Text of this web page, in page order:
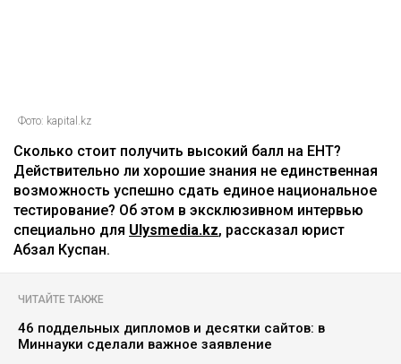
Фото: kapital.kz
Сколько стоит получить высокий балл на ЕНТ?
Действительно ли хорошие знания не единственная
возможность успешно сдать единое национальное
тестирование? Об этом в эксклюзивном интервью
специально для Ulysmedia.kz, рассказал юрист
Абзал Куспан.
ЧИТАЙТЕ ТАКЖЕ
46 поддельных дипломов и десятки сайтов: в
Миннауки сделали важное заявление